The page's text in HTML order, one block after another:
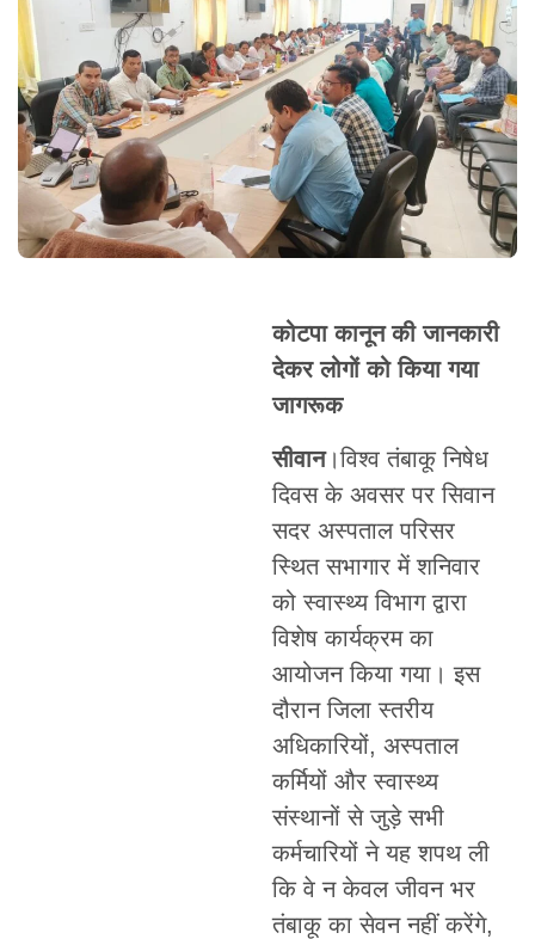
कोटपा कानून की जानकारी
देकर लोगों को किया गया
जागरूक
सीवान।विश्व तंबाकू निषेध
दिवस के अवसर पर सिवान
सदर अस्पताल परिसर
स्थित सभागार में शनिवार
को स्वास्थ्य विभाग द्वारा
विशेष कार्यक्रम का
आयोजन किया गया। इस
दौरान जिला स्तरीय
अधिकारियों, अस्पताल
कर्मियों और स्वास्थ्य
संस्थानों से जुड़े सभी
कर्मचारियों ने यह शपथ ली
कि वे न केवल जीवन भर
तंबाकू का सेवन नहीं करेंगे,